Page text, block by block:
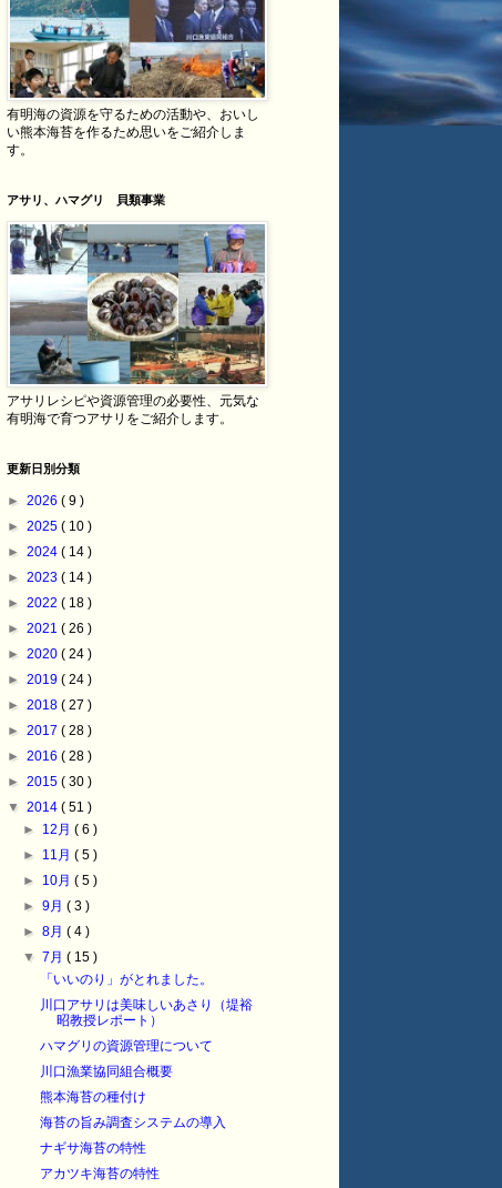
有明海の資源を守るための活動や、おいし
い熊本海苔を作るため思いをご紹介しま
す。
アサリ、ハマグリ 貝類事業
アサリレシピや資源管理の必要性、元気な
有明海で育つアサリをご紹介します。
更新日別分類
► 2026 ( 9 )
► 2025 ( 10 )
► 2024 ( 14 )
► 2023 ( 14 )
► 2022 ( 18 )
► 2021 ( 26 )
► 2020 ( 24 )
► 2019 ( 24 )
► 2018 ( 27 )
► 2017 ( 28 )
► 2016 ( 28 )
► 2015 ( 30 )
▼ 2014 ( 51 )
► 12月( 6 )
► 11月( 5 )
► 10月( 5 )
►9月( 3 )
►8月( 4 )
▼7月( 15 )
「いいのり」がとれました。
川口アサリは美味しいあさり（堤裕
昭教授レポート）
ハマグリの資源管理について
川口漁業協同組合概要
熊本海苔の種付け
海苔の旨み調査システムの導入
ナギサ海苔の特性
アカツキ海苔の特性